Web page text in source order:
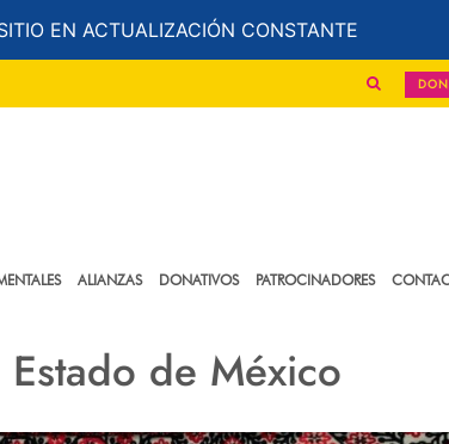
EN ACTUALIZACIÓN CONSTANTE
ALIANZAS DONATIVOS PATROCINADORES
Estado de México